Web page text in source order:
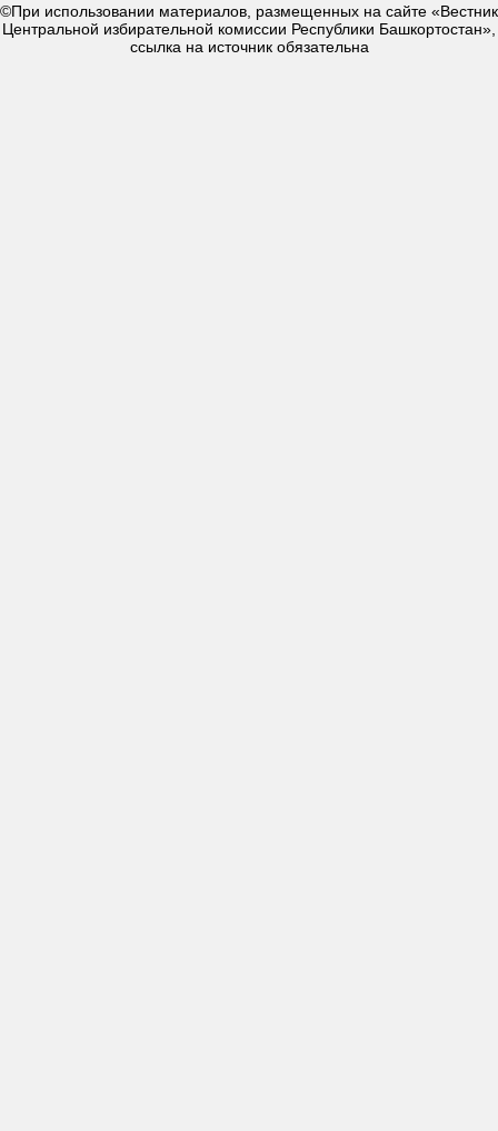
©При использовании материалов, размещенных на сайте «Вестник
Центральной избирательной комиссии Республики Башкортостан»,
ссылка на источник обязательна